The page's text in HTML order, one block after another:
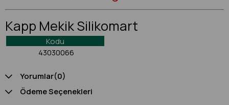
Kapp Mekik Silikomart
Kodu
43030066
Yorumlar(0)
Ödeme Seçenekleri